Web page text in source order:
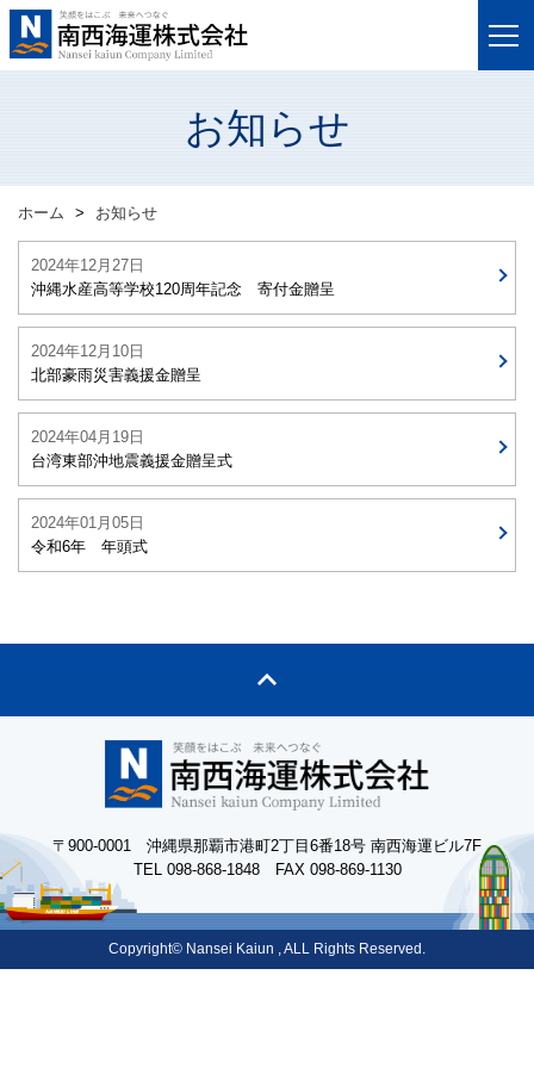
お知らせ
ホーム お知らせ
2024年12月27日
沖縄水産高等学校120周年記念 寄付金贈呈
2024年12月10日
北部豪雨災害義援金贈呈
2024年04月19日
台湾東部沖地震義援金贈呈式
2024年01月05日
令和6年 年頭式
〒900-0001 沖縄県那覇市港町2丁目6番18号 南西海運ビル7F
TEL 098-868-1848 FAX 098-869-1130
Copyright© Nansei Kaiun , ALL Rights Reserved.